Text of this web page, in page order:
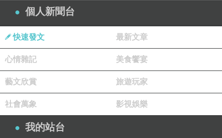
個人新聞台
快速發文 最新文章
心情雜記 美食饗宴
藝文欣賞 旅遊玩家
社會萬象 影視娛樂
我的站台